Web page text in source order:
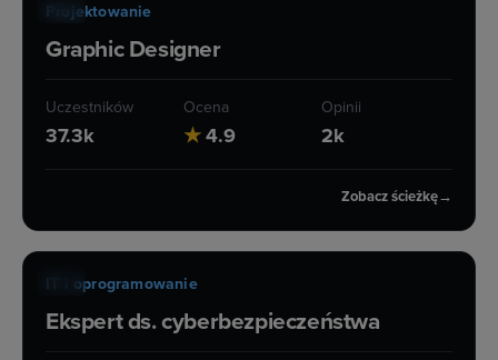
65 h
Projektowanie
Graphic Designer
Uczestników
37.3k
Ocena
★4.9
Opinii
2k
Zobacz ścieżkę→
28 h
IT i oprogramowanie
Ekspert ds. cyberbezpieczeństwa